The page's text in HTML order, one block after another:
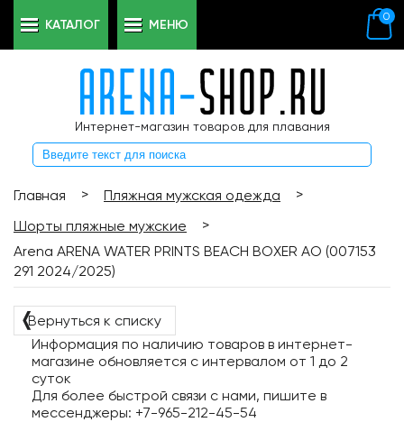
Интернет-магазин товаров для плавания
0
КАТАЛОГ МЕНЮ
Главная > Пляжная мужская одежда
>
Шорты пляжные мужские
>
Arena ARENA WATER PRINTS BEACH BOXER AO (007153
291 2024/2025)
❬Вернуться к списку
Информация по наличию товаров в интернет-
магазине обновляется с интервалом от 1 до 2
суток
Для более быстрой связи с нами, пишите в
мессенджеры: +7-965-212-45-54